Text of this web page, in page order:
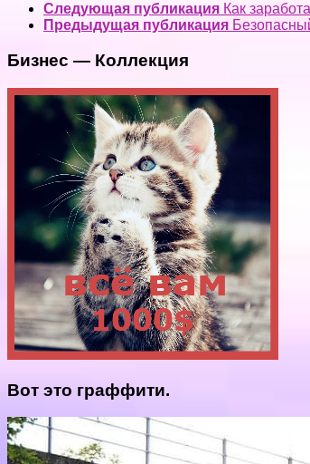
Следующая публикация Как
Предыдущая публикация
Бизнес — Коллекция
Вот это граффити.